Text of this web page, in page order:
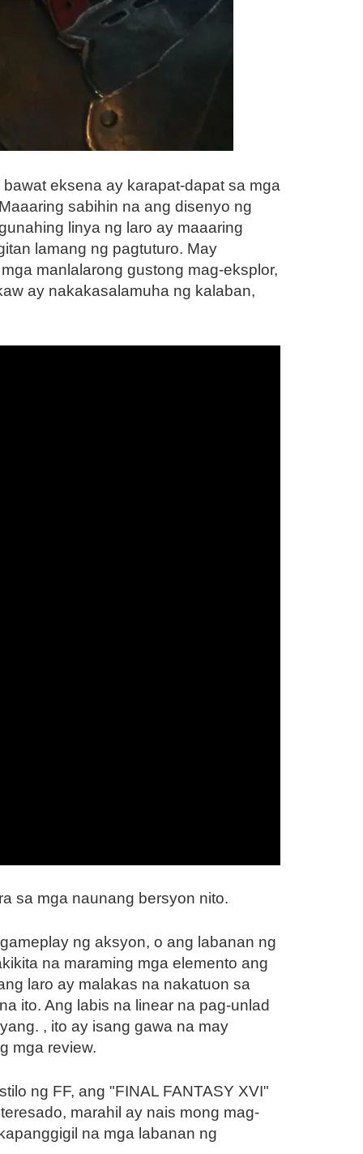
eksena ay karapat-dapat sa mga
sabihin na ang disenyo ng
linya ng laro ay maaaring
lamang ng pagtuturo. May
manlalarong gustong mag-eksplor,
ay nakakasalamuha ng kalaban,
sa mga naunang bersyon nito.
ng aksyon, o ang labanan ng
na maraming mga elemento ang
laro ay malakas na nakatuon sa
ito. Ang labis na linear na pag-unlad
, ito ay isang gawa na may
mga review.
ng FF, ang "FINAL FANTASY XVI"
marahil ay nais mong mag-
na mga labanan ng